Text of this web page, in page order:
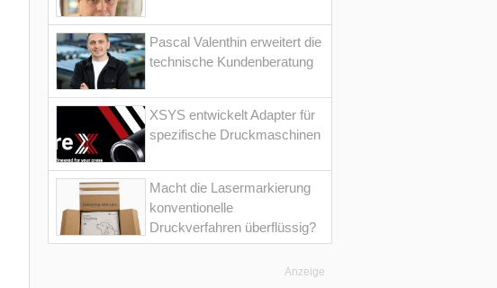
Pascal Valenthin erweitert die
technische Kundenberatung
XSYS entwickelt Adapter für
spezifische Druckmaschinen
Macht die Lasermarkierung
konventionelle
Druckverfahren überflüssig?
Anzeige